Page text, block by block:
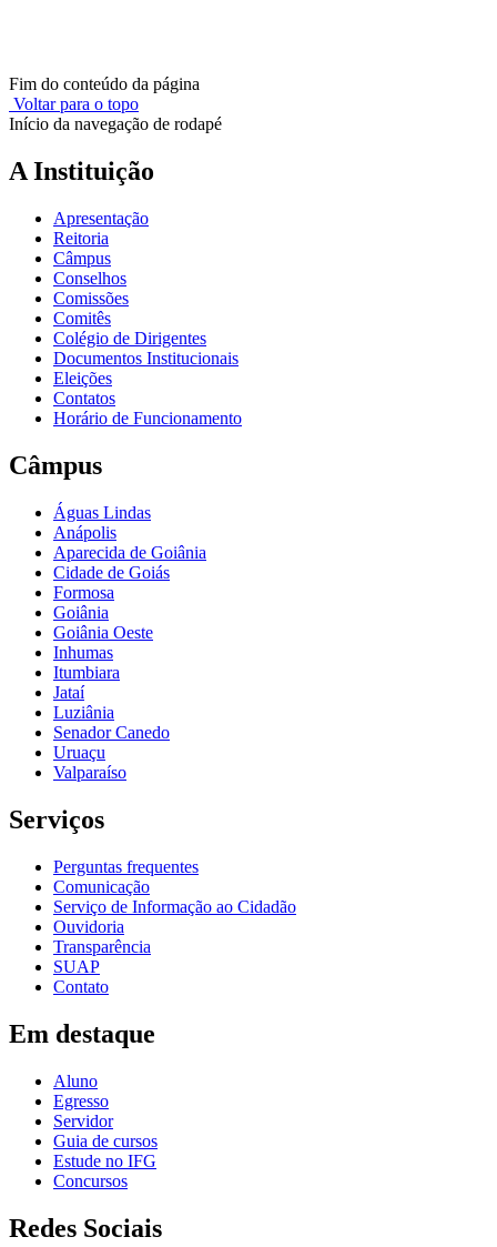
Fim do conteúdo da página
Voltar para o topo
Início da navegação de rodapé
A Instituição
Apresentação
Reitoria
Câmpus
Conselhos
Comissões
Comitês
Colégio de Dirigentes
Documentos Institucionais
Eleições
Contatos
Horário de Funcionamento
Câmpus
Águas Lindas
Anápolis
Aparecida de Goiânia
Cidade de Goiás
Formosa
Goiânia
Goiânia Oeste
Inhumas
Itumbiara
Jataí
Luziânia
Senador Canedo
Uruaçu
Valparaíso
Serviços
Perguntas frequentes
Comunicação
Serviço de Informação ao Cidadão
Ouvidoria
Transparência
SUAP
Contato
Em destaque
Aluno
Egresso
Servidor
Guia de cursos
Estude no IFG
Concursos
Redes Sociais